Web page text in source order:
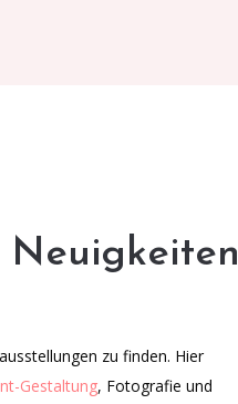
zu finden. Hier
Gestaltung, Fotografie und